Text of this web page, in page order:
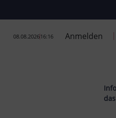
08.08.202616:16 Anmelden